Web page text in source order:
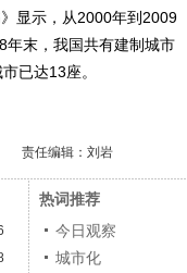
显示，从2000年到2009
年末，我国共有建制城市
已达13座。
责任编辑：刘岩
热词推荐
今日观察
城市化